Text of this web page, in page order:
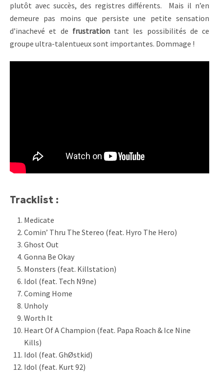
plutôt avec succès, des registres différents. Mais il n’en
demeure pas moins que persiste une petite sensation
d’inachevé et de frustrationtant les possibilités de ce
groupe ultra-talentueux sont importantes. Dommage !
Tracklist :
Medicate
Comin’ Thru The Stereo (feat. Hyro The Hero)
Ghost Out
Gonna Be Okay
Monsters (feat. Killstation)
Idol (feat. Tech N9ne)
Coming Home
Unholy
Worth It
Heart Of A Champion (feat. Papa Roach & Ice Nine
Kills)
Idol (feat. GhØstkid)
Idol (feat. Kurt 92)